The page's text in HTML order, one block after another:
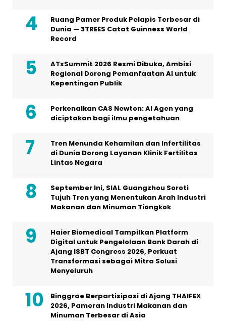
Ruang Pamer Produk Pelapis Terbesar di
Dunia — 3TREES Catat Guinness World
Record
ATxSummit 2026 Resmi Dibuka, Ambisi
Regional Dorong Pemanfaatan AI untuk
Kepentingan Publik
Perkenalkan CAS Newton: AI Agen yang
diciptakan bagi ilmu pengetahuan
Tren Menunda Kehamilan dan Infertilitas
di Dunia Dorong Layanan Klinik Fertilitas
Lintas Negara
September Ini, SIAL Guangzhou Soroti
Tujuh Tren yang Menentukan Arah Industri
Makanan dan Minuman Tiongkok
Haier Biomedical Tampilkan Platform
Digital untuk Pengelolaan Bank Darah di
Ajang ISBT Congress 2026, Perkuat
Transformasi sebagai Mitra Solusi
Menyeluruh
Binggrae Berpartisipasi di Ajang THAIFEX
2026, Pameran Industri Makanan dan
Minuman Terbesar di Asia